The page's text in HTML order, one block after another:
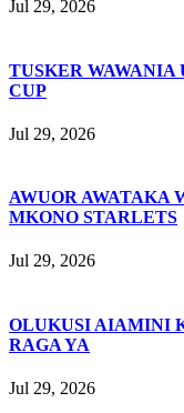
Jul 29, 2026
TUSKER WAWANIA
CUP
Jul 29, 2026
AWUOR AWATAKA
MKONO STARLETS
Jul 29, 2026
OLUKUSI AIAMINI
RAGA YA
Jul 29, 2026